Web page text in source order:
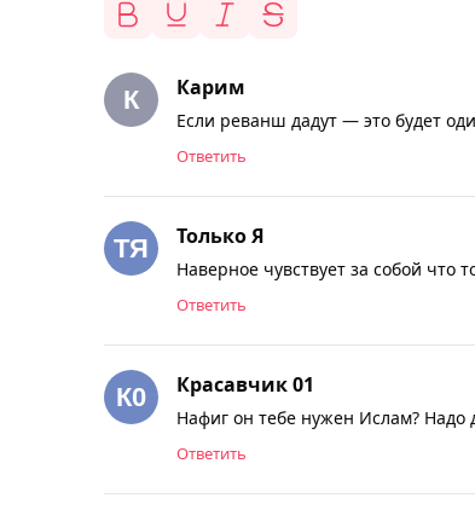
Карим
Если реванш дадут — это будет
Ответить
Только Я
Наверное чувствует за собой что
Ответить
Красавчик 01
Нафиг он тебе нужен Ислам? Надо
Ответить